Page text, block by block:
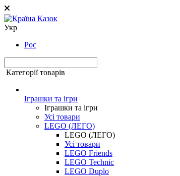
Укр
Рос
Категорії товарів
Іграшки та ігри
Іграшки та ігри
Усі товари
LEGO (ЛЕГО)
LEGO (ЛЕГО)
Усі товари
LEGO Friends
LEGO Technic
LEGO Duplo